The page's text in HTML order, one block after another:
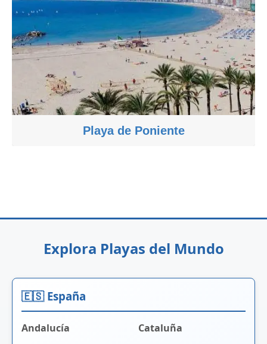
Playa de Poniente
Explora Playas del Mundo
🇪🇸 España
Andalucía Cataluña